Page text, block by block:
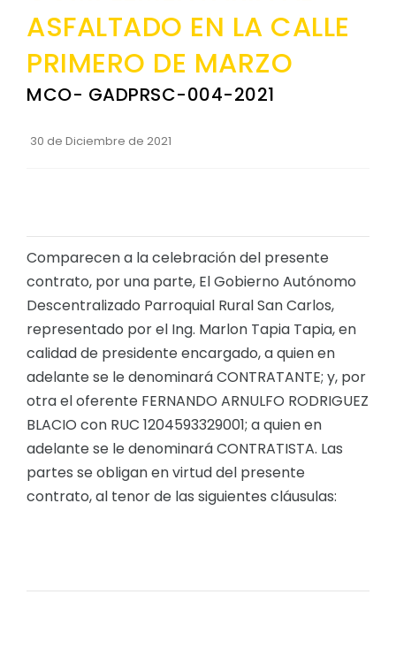
Convocatorias
GESTIÓN ADMINISTRATIVA
Plan de desarrollo y Ordenamiento Territorial -
Cédulas presupuestarias y balances
Procesos de contratación
Ejecución Presupuestaria
Obras y proyectos
ASFALTADO EN LA CALLE
PRIMERO DE MARZO
MCO- GADPRSC-004-2021
30 de Diciembre de 2021
Comparecen a la celebración del presente
contrato, por una parte, El Gobierno Autónomo
Descentralizado Parroquial Rural San Carlos,
representado por el Ing. Marlon Tapia Tapia, en
calidad de presidente encargado, a quien en
adelante se le denominará CONTRATANTE; y, por
otra el oferente FERNANDO ARNULFO RODRIGUEZ
BLACIO con RUC 1204593329001; a quien en
adelante se le denominará CONTRATISTA. Las
partes se obligan en virtud del presente
contrato, al tenor de las siguientes cláusulas: